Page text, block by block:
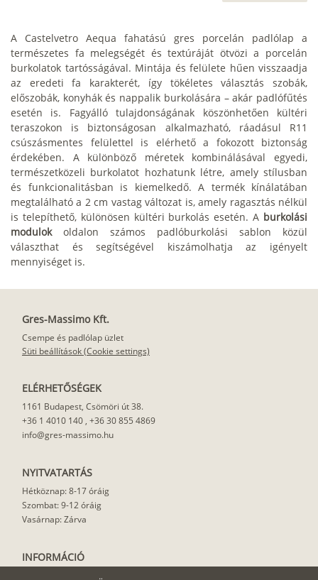
A Castelvetro Aequa fahatású gres porcelán padlólap a
természetes fa melegségét és textúráját ötvözi a porcelán
burkolatok tartósságával. Mintája és felülete hűen visszaadja
az eredeti fa karakterét, így tökéletes választás szobák,
előszobák, konyhák és nappalik burkolására – akár padlófűtés
esetén is. Fagyálló tulajdonságának köszönhetően kültéri
teraszokon is biztonságosan alkalmazható, ráadásul R11
csúszásmentes felülettel is elérhető a fokozott biztonság
érdekében. A különböző méretek kombinálásával egyedi,
természetközeli burkolatot hozhatunk létre, amely stílusban
és funkcionalitásban is kiemelkedő. A termék kínálatában
megtalálható a 2 cm vastag változat is, amely ragasztás nélkül
is telepíthető, különösen kültéri burkolás esetén. A burkolási
modulokoldalon számos padlóburkolási sablon közül
választhat és segítségével kiszámolhatja az igényelt
mennyiséget is.
Gres-Massimo Kft.
Csempe és padlólap üzlet
Süti beállítások (Cookie settings)
ELÉRHETŐSÉGEK
1161 Budapest, Csömöri út 38.
+36 1 4010 140 , +36 30 855 4869
info@gres-massimo.hu
NYITVATARTÁS
Hétköznap: 8-17 óráig
Szombat: 9-12 óráig
Vasárnap: Zárva
INFORMÁCIÓ